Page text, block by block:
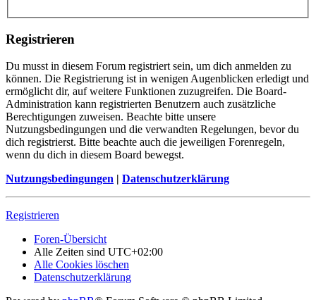
Registrieren
Du musst in diesem Forum registriert sein, um dich anmelden zu
können. Die Registrierung ist in wenigen Augenblicken erledigt und
ermöglicht dir, auf weitere Funktionen zuzugreifen. Die Board-
Administration kann registrierten Benutzern auch zusätzliche
Berechtigungen zuweisen. Beachte bitte unsere
Nutzungsbedingungen und die verwandten Regelungen, bevor du
dich registrierst. Bitte beachte auch die jeweiligen Forenregeln,
wenn du dich in diesem Board bewegst.
Nutzungsbedingungen | Datenschutzerklärung
Registrieren
Foren-Übersicht
Alle Zeiten sind UTC+02:00
Alle Cookies löschen
Datenschutzerklärung